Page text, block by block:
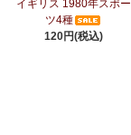
イギリス 1980年スポー
ツ4種
120円(税込)